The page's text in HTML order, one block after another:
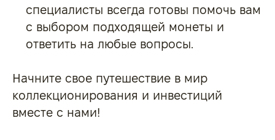
специалисты всегда готовы помочь вам
с выбором подходящей монеты и
ответить на любые вопросы.
Начните свое путешествие в мир
коллекционирования и инвестиций
вместе с нами!